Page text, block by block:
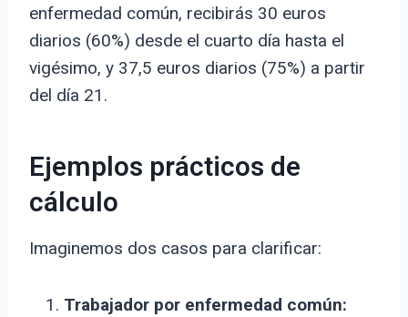
enfermedad común, recibirás 30 euros
diarios (60%) desde el cuarto día hasta el
vigésimo, y 37,5 euros diarios (75%) a partir
del día 21.
Ejemplos prácticos de
cálculo
Imaginemos dos casos para clarificar:
Trabajador por enfermedad común: